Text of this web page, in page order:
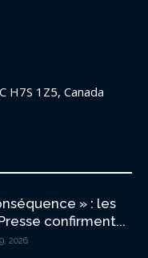
H7S 1Z5, Canada
» : les
confirment...
2026